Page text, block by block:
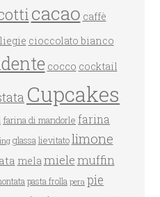
cacao caffè
cioccolato bianco
cocco cocktail
Cupcakes
farina di mandorle farina
glassa lievitato limone
melamielemuffin
pasta frolla pera pie